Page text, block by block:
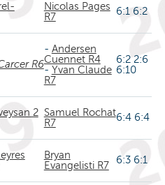
Nicolas Pages
R7
6:1 6:2
R6
- Andersen
Cuennet R4
- Yvan Claude
R7
6:2 2:6
6:10
2 Samuel Rochat
R7
6:4 6:4
Bryan
Evangelisti R7
6:3 6:1